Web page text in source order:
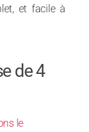
et facile à
de 4
le